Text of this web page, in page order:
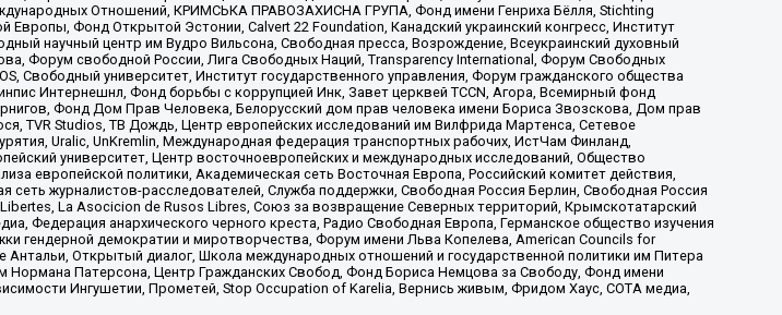
Отношений, КРИМСЬКА ПРАВОЗАХИСНА ГРУПА, Фонд имени Генриха Бёлля, Stichting
Фонд Открытой Эстонии, Calvert 22 Foundation, Канадский украинский конгресс, Институт
научный центр им Вудро Вильсона, Свободная пресса, Возрождение, Всеукраинский духовный
Форум свободной России, Лига Свободных Наций, Transparеncy International, Форум Свободных
Свободный университет, Институт государственного управления, Форум гражданского общества
Интернешнл, Фонд борьбы с коррупцией Инк, Завет церквей TCCN, Агора, Всемирный фонд
Фонд Дом Прав Человека, Белорусский дом прав человека имени Бориса Звозскова, Дом прав
TVR Studios, ТВ Дождь, Центр европейских исследований им Вилфрида Мартенса, Сетевое
Uralic, UnKremlin, Международная федерация транспортных рабочих, ИстЧам Финланд,
университет, Центр восточноевропейских и международных исследований, Общество
европейской политики, Академическая сеть Восточная Европа, Российский комитет действия,
журналистов-расследователей, Служба поддержки, Свободная Россия Берлин, Свободная Россия
La Asocicion de Rusos Libres, Союз за возвращение Северных территорий, Крымскотатарский
Федерация анархического черного креста, Радио Свободная Европа, Германское общество изучения
гендерной демократии и миротворчества, Форум имени Льва Копелева, American Councils for
Антальи, Открытый диалог, Школа международных отношений и государственной политики им Питера
Патерсона, Центр Гражданских Свобод, Фонд Бориса Немцова за Свободу, Фонд имени
Ингушетии, Прометей, Stop Occupation of Karelia, Вернись живым, Фридом Хаус, СОТА медиа,